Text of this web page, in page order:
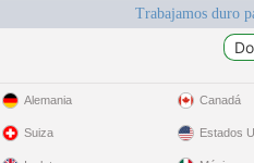
Trabajamos duro
Alemania
Suiza
Canadá
Estados